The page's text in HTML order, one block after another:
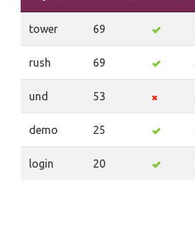
tower 69
rush 69
und 53
demo 25
login 20